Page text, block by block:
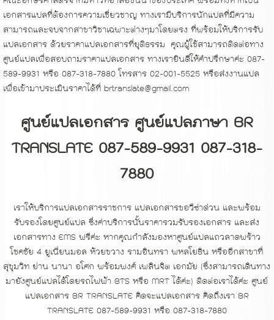
เอกสารแปลที่ต้องการความเชี่ยวชาญ ทางเรามีบริการนักแปลที่มีความ
สามารถและจบจากสาขาวิชาเฉพาะต่างๆมาโดยตรง ที่พร้อมให้บริการรับ
แปลเอกสาร ด้วยราคาแปลเอกสารที่ยุติธรรม คุณผู้ใช้สามารถติดต่อทาง
ศูนย์แปลเพื่อสอบถามราคาแปลเอกสาร ทางเรายินดีให้คำปรึกษาค่ะ 087-
589-9931 หรือ 087-318-7880 โทรสาร 02-001-5525 หรือส่งงานแปล
เพื่อเข้ามาประเมินราคาได้ที่ brtranslate@gmail.com
ศูนย์แปลเอกสาร ศูนย์แปลภาษา BR
TRANSLATE 087-589-9931 087-318-
7880
เราให้บริการแปลเอกสารราชการ แปลเอกสารขอวีซ่าด่วน และพร้อม
รับรองโดยศูนย์แปล ซึ่งค่าบริการนั้นราคารวมรับรองเอกสาร และส่ง
เอกสารทาง EMS ฟรีค่ะ หากคุณกำลังมองหาศูนย์แปลแถวลาดพร้าว
โชคชัย 4 ยูเนี่ยนมอล ห้วยขวาง รามอินทรา พหลโยธิน หรืออีกสาขาที่
สุขุมวิท ย่าน นานา อโศก พร้อมพงศ์ เพลินจิต เอกมัย (ซึ่งสามารถเดินทาง
มายังศูนย์แปลได้โดยรถไฟฟ้า BTS หรือ MRT ได้ค่ะ) ติดต่อเราได้ค่ะ ศูนย์
แปลเอกสาร BR TRANSLATE คิดจะแปลเอกสาร คิดถึงเรา BR
TRANSLATE 087-589-9931 หรือ 087-318-7880